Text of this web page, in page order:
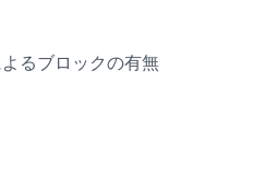
るブロックの有無